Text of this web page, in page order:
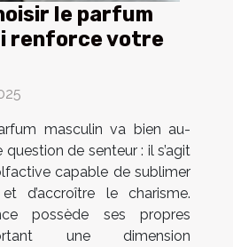
le parfum
renforce votre
masculin va bien au-
question de senteur : il s’agit
capable de sublimer
d’accroître le charisme.
possède ses propres
une dimension